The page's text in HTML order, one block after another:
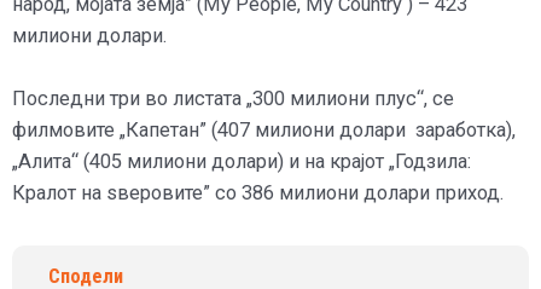
милиони долари.
Последни три во листата „300 милиони плус“, се
филмовите „Капетан” (407 милиони долари заработка),
„Алита“ (405 милиони долари) и на крајот „Годзила:
Кралот на ѕверовите” со 386 милиони долари приход.
Сподели